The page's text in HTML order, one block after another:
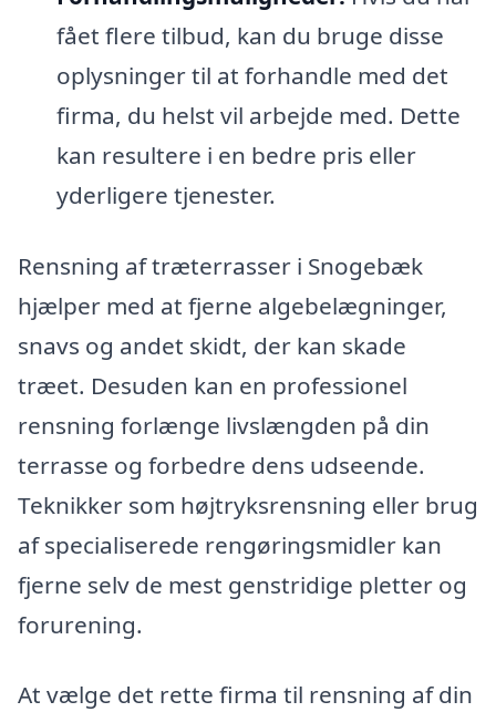
fået flere tilbud, kan du bruge disse
oplysninger til at forhandle med det
firma, du helst vil arbejde med. Dette
kan resultere i en bedre pris eller
yderligere tjenester.
Rensning af træterrasser i Snogebæk
hjælper med at fjerne algebelægninger,
snavs og andet skidt, der kan skade
træet. Desuden kan en professionel
rensning forlænge livslængden på din
terrasse og forbedre dens udseende.
Teknikker som højtryksrensning eller brug
af specialiserede rengøringsmidler kan
fjerne selv de mest genstridige pletter og
forurening.
At vælge det rette firma til rensning af din